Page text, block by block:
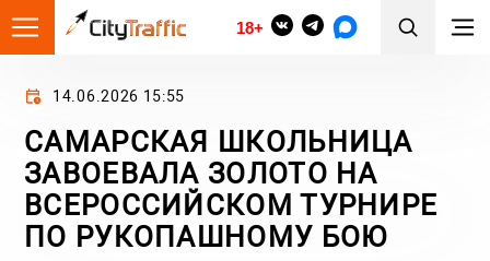
18+
14.06.2026 15:55
САМАРСКАЯ ШКОЛЬНИЦА
ЗАВОЕВАЛА ЗОЛОТО НА
ВСЕРОССИЙСКОМ ТУРНИРЕ
ПО РУКОПАШНОМУ БОЮ